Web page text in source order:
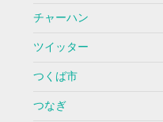
チャーハン
ツイッター
つくば市
つなぎ